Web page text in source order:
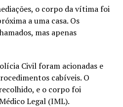
o corpo da vítima foi
a uma casa. Os
mas apenas
Civil foram acionadas e
cabíveis. O
e o corpo foi
Legal (IML).